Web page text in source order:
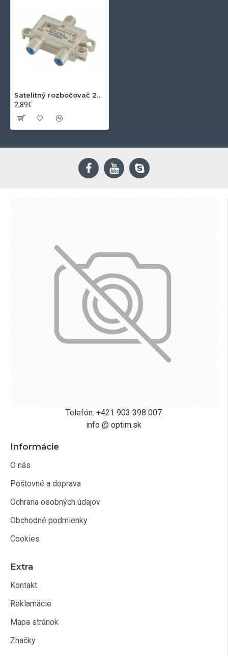
Satelitný rozbočovač 2x 5-2450MHz prechodový
2,89€
Telefón: +421 903 398 007
info @ optim.sk
Informácie
O nás
Poštovné a doprava
Ochrana osobných údajov
Obchodné podmienky
Cookies
Extra
Kontakt
Reklamácie
Mapa stránok
Značky